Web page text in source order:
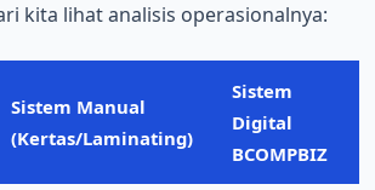
kita lihat analisis operasionalnya:
Sistem Manual
(Kertas/Laminating)
Sistem
Digital
BCOMPBIZ